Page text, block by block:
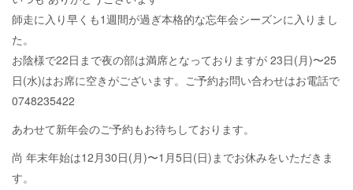
師走に入り早くも1週間が過ぎ本格的な忘年会シーズンに入りまし
た。
お陰様で22日まで夜の部は満席となっておりますが 23日(月)〜25
日(水)はお席に空きがございます。ご予約お問い合わせはお電話で
0748235422
あわせて新年会のご予約もお待ちしております。
尚 年末年始は12月30日(月)〜1月5日(日)までお休みをいただきま
す。